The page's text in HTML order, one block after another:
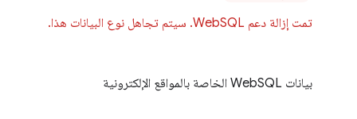
تمت إزالة دعم WebSQL. سيتم تجاهل نوع البيانات هذا.
بيانات WebSQL الخاصة بالمواقع الإلكترونية